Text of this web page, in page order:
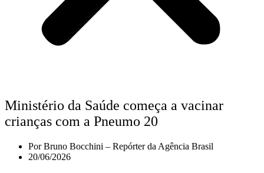
Ministério da Saúde começa a vacinar
crianças com a Pneumo 20
PorBruno Bocchini – Repórter da Agência Brasil
20/06/2026